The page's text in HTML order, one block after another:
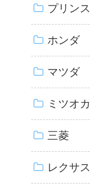
プリンス
ホンダ
マツダ
ミツオカ
三菱
レクサス